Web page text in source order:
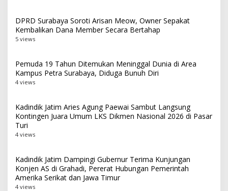
DPRD Surabaya Soroti Arisan Meow, Owner Sepakat
Kembalikan Dana Member Secara Bertahap
5 views
Pemuda 19 Tahun Ditemukan Meninggal Dunia di Area
Kampus Petra Surabaya, Diduga Bunuh Diri
4 views
Kadindik Jatim Aries Agung Paewai Sambut Langsung
Kontingen Juara Umum LKS Dikmen Nasional 2026 di Pasar
Turi
4 views
Kadindik Jatim Dampingi Gubernur Terima Kunjungan
Konjen AS di Grahadi, Pererat Hubungan Pemerintah
Amerika Serikat dan Jawa Timur
4 views